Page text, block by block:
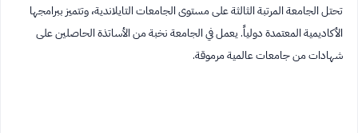
تحتل الجامعة المرتبة الثالثة على مستوى الجامعات التايلاندية، وتتميز ببرامجها
الأكاديمية المعتمدة دولياً. يعمل في الجامعة نخبة من الأساتذة الحاصلين على
شهادات من جامعات عالمية مرموقة.